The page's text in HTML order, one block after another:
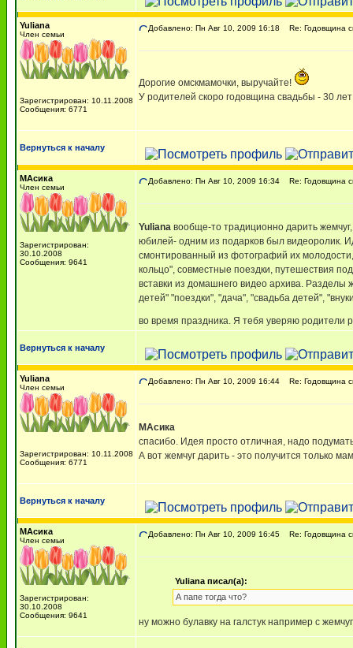
Yuliana
Член семьи
Зарегистрирован: 10.11.2008
Сообщения: 6771
Добавлено: Пн Авг 10, 2009 16:18 Re: Годовщина
Дорогие омскмамочки, выручайте!
У родителей скоро годовщина свадьбы - 30
Вернуться к началу
МАсика
Член семьи
Зарегистрирован:
30.10.2008
Сообщения: 9641
Добавлено: Пн Авг 10, 2009 16:34 Re: Годовщина
Yuliana вообще-то традиционно дарить
юбилей- одним из подарков был видеоролик.
смонтированный из фотографий их
кольцо", совместные поездки, путешествия
вставки из домашнего видео архива.
детей" "поездки", "дача", "свадьба детей",
во время праздника. Я тебя уверяю родители
Вернуться к началу
Yuliana
Член семьи
Зарегистрирован: 10.11.2008
Сообщения: 6771
Добавлено: Пн Авг 10, 2009 16:44 Re: Годовщина
МАсика
спасибо. Идея просто отличная, надо
А вот жемчуг дарить - это получится только
Вернуться к началу
МАсика
Член семьи
Зарегистрирован:
30.10.2008
Сообщения: 9641
Добавлено: Пн Авг 10, 2009 16:45 Re: Годовщина
Yuliana писал(а):
А папе тогда что?
ну можно булавку на галстук например с